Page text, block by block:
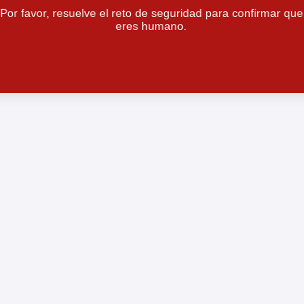
Por favor, resuelve el reto de seguridad para confirmar que
eres humano.